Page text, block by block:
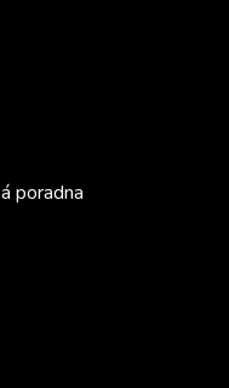
poradna